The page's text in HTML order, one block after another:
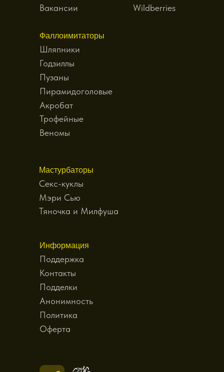
Информация
Поддержка
Контакты
Подделки
Анонимность
Политика
Оферта
Wildberries
Мастурбаторы
Секс-куклы
Мэри Сью
Тяночка и Милфуша
Фаллоимитаторы
Шляпники
Годзиллы
Пузаны
Пирамидоголовые
Акробат
Трофейные
Веномы
Вакансии